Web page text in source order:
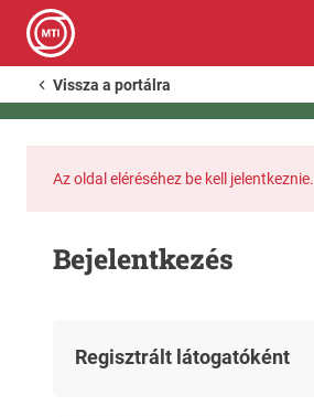
Vissza a portálra
Az oldal eléréséhez be kell jelentkeznie.
Bejelentkezés
Regisztrált látogatóként